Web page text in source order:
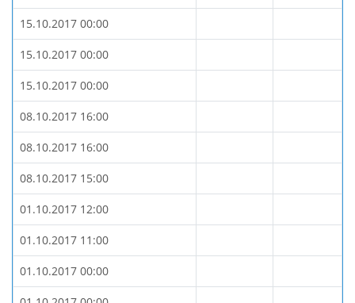
15.10.2017 00:00
15.10.2017 00:00
15.10.2017 00:00
08.10.2017 16:00
08.10.2017 16:00
08.10.2017 15:00
01.10.2017 12:00
01.10.2017 11:00
01.10.2017 00:00